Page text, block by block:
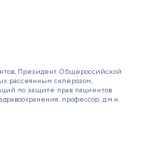
Президент Общероссийской
рассеянным склерозом,
по защите прав пациентов
профессор, д.м.н.